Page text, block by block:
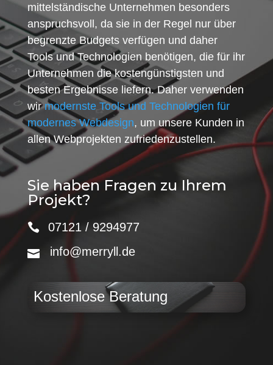
mittelständische Unternehmen besonders
anspruchsvoll, da sie in der Regel nur über
begrenzte Budgets verfügen und daher
Tools und Technologien benötigen, die für ihr
Unternehmen die kostengünstigsten und
besten Ergebnisse liefern. Daher verwenden
wirmodernste Tools und Technologien für
modernes Webdesign, um unsere Kunden in
allen Webprojekten zufriedenzustellen.
Sie haben Fragen zu Ihrem
Projekt?
07121 / 9294977
info@merryll.de
Kostenlose Beratung